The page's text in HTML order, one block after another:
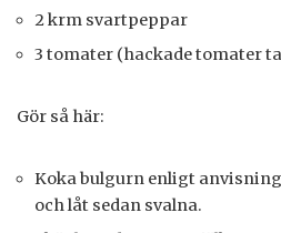
2 krm svartpeppar
3 tomater (hackade tomater
Gör så här:
Koka bulgurn enligt
och låt sedan svalna.